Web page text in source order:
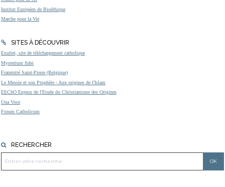
Institut Européen de Bioéthique
Marche pour la Vie
SITES À DÉCOUVRIR
Exultet, site de téléchargement catholique
Mysterium fidei
Fraternité Saint-Pierre (Belgique)
Le Messie et son Prophète - Aux origines de l'Islam
EEChO Enjeux de l'Etude du Christianisme des Origines
Una Voce
Forum Catholicum
RECHERCHER